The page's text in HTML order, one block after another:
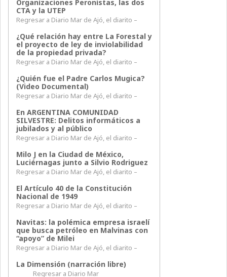
Organizaciones Peronistas, las dos
CTA y la UTEP
Regresar a Diario Mar de Ajó, el diarito –
¿Qué relación hay entre La Forestal y
el proyecto de ley de inviolabilidad
de la propiedad privada?
Regresar a Diario Mar de Ajó, el diarito –
¿Quién fue el Padre Carlos Mugica?
(Video Documental)
Regresar a Diario Mar de Ajó, el diarito –
En ARGENTINA COMUNIDAD
SILVESTRE: Delitos informáticos a
jubilados y al público
Regresar a Diario Mar de Ajó, el diarito –
Milo J en la Ciudad de México,
Luciérnagas junto a Silvio Rodriguez
Regresar a Diario Mar de Ajó, el diarito –
El Artículo 40 de la Constitución
Nacional de 1949
Regresar a Diario Mar de Ajó, el diarito –
Navitas: la polémica empresa israelí
que busca petróleo en Malvinas con
“apoyo” de Milei
Regresar a Diario Mar de Ajó, el diarito –
La Dimensión (narración libre)
Regresar a Diario Mar